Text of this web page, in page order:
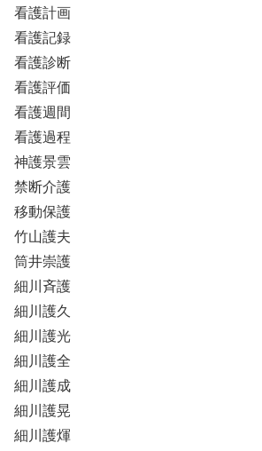
看護計画
看護記録
看護診断
看護評価
看護週間
看護過程
神護景雲
禁断介護
移動保護
竹山護夫
筒井崇護
細川斉護
細川護久
細川護光
細川護全
細川護成
細川護晃
細川護煇